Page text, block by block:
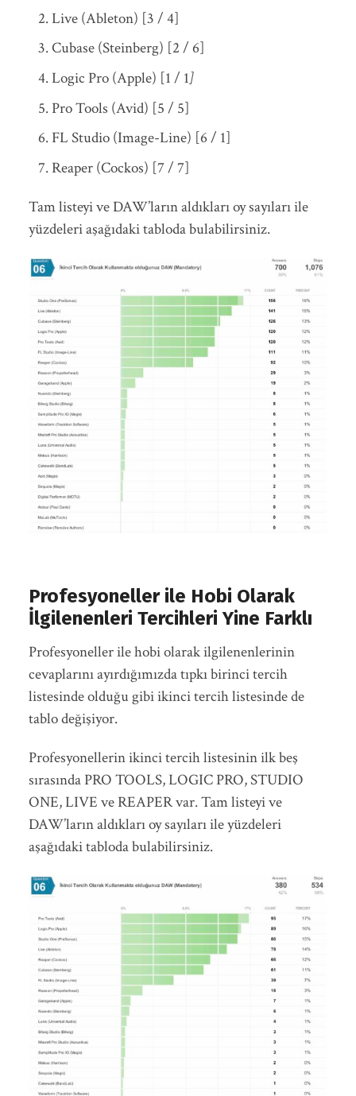
Live (Ableton) [3 / 4]
Cubase (Steinberg) [2 / 6]
Logic Pro (Apple) [1 / 1]
Pro Tools (Avid) [5 / 5]
FL Studio (Image-Line) [6 / 1]
Reaper (Cockos) [7 / 7]
Tam listeyi ve DAW’ların aldıkları oy sayıları ile
yüzdeleri aşağıdaki tabloda bulabilirsiniz.
Profesyoneller ile Hobi Olarak
İlgilenenleri Tercihleri Yine Farklı
Profesyoneller ile hobi olarak ilgilenenlerinin
cevaplarını ayırdığımızda tıpkı birinci tercih
listesinde olduğu gibi ikinci tercih listesinde de
tablo değişiyor.
Profesyonellerin ikinci tercih listesinin ilk beş
sırasında PRO TOOLS, LOGIC PRO, STUDIO
ONE, LIVE ve REAPER var. Tam listeyi ve
DAW’ların aldıkları oy sayıları ile yüzdeleri
aşağıdaki tabloda bulabilirsiniz.